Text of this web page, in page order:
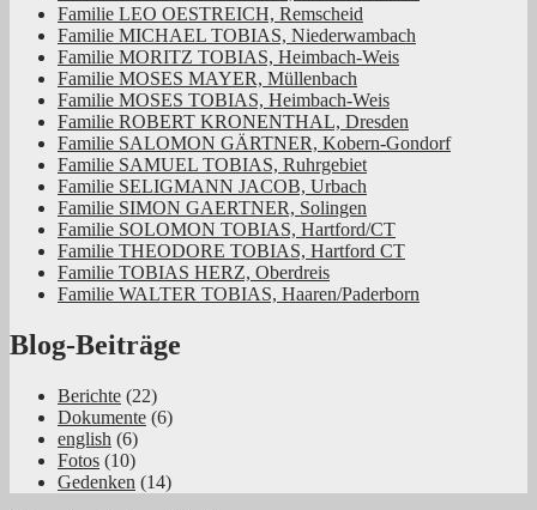
Familie LEO OESTREICH, Remscheid
Familie MICHAEL TOBIAS, Niederwambach
Familie MORITZ TOBIAS, Heimbach-Weis
Familie MOSES MAYER, Müllenbach
Familie MOSES TOBIAS, Heimbach-Weis
Familie ROBERT KRONENTHAL, Dresden
Familie SALOMON GÄRTNER, Kobern-Gondorf
Familie SAMUEL TOBIAS, Ruhrgebiet
Familie SELIGMANN JACOB, Urbach
Familie SIMON GAERTNER, Solingen
Familie SOLOMON TOBIAS, Hartford/CT
Familie THEODORE TOBIAS, Hartford CT
Familie TOBIAS HERZ, Oberdreis
Familie WALTER TOBIAS, Haaren/Paderborn
Blog-Beiträge
Berichte (22)
Dokumente (6)
english (6)
Fotos (10)
Gedenken (14)